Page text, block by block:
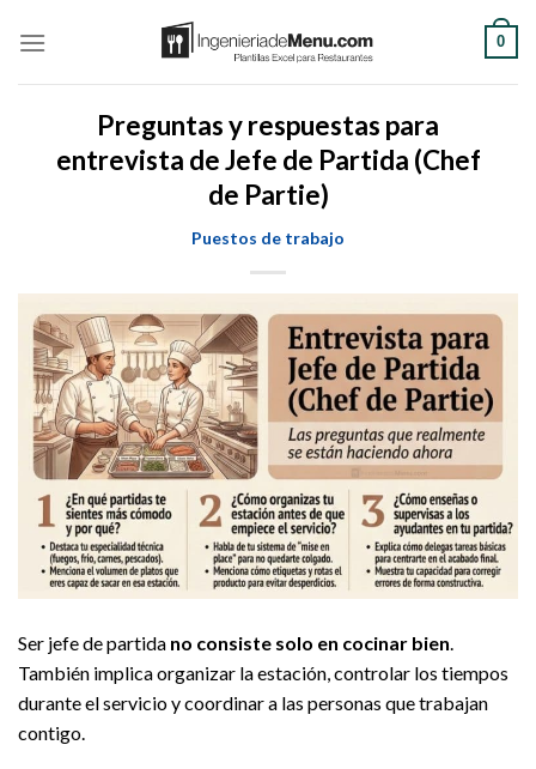
0
Preguntas y respuestas para
entrevista de Jefe de Partida (Chef
de Partie)
Puestos de trabajo
Ser jefe de partida no consiste solo en cocinar bien.
También implica organizar la estación, controlar los tiempos
durante el servicio y coordinar a las personas que trabajan
contigo.